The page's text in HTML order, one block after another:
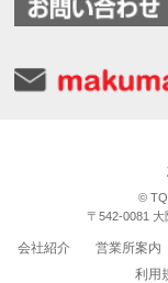
©
〒542-0081 大
会社紹介 営業所案内
利用